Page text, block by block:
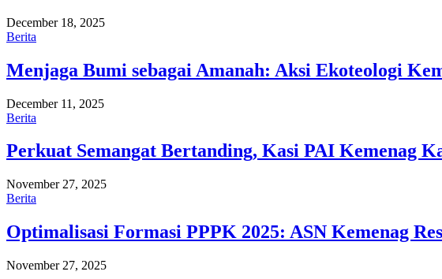
December 18, 2025
Berita
Menjaga Bumi sebagai Amanah: Aksi Ekoteologi
December 11, 2025
Berita
Perkuat Semangat Bertanding, Kasi PAI Kemenag
November 27, 2025
Berita
Optimalisasi Formasi PPPK 2025: ASN Kemenag
November 27, 2025